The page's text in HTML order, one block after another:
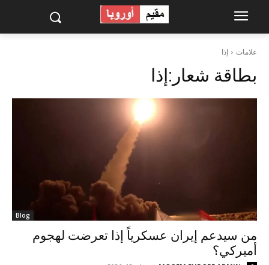
علامات إذا
بطاقة شعار:إذا
Blog
من سيدعم إيران عسكرياً إذا تعرضت لهجوم
أميركي؟